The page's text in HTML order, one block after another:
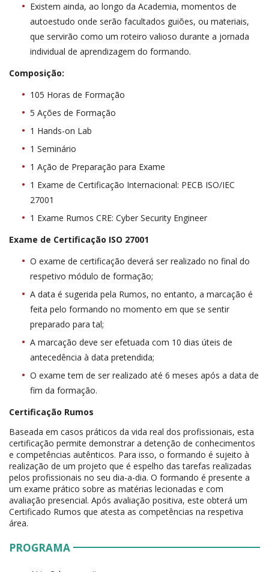
Existem ainda, ao longo da Academia, momentos de
autoestudo onde serão facultados guiões, ou materiais,
que servirão como um roteiro valioso durante a jornada
individual de aprendizagem do formando.
Composição:
105 Horas de Formação
5 Ações de Formação
1 Hands-on Lab
1 Seminário
1 Ação de Preparação para Exame
1 Exame de Certificação Internacional: PECB ISO/IEC
27001
1 Exame Rumos CRE: Cyber Security Engineer
Exame de Certificação ISO 27001
O exame de certificação deverá ser realizado no final do
respetivo módulo de formação;
A data é sugerida pela Rumos, no entanto, a marcação é
feita pelo formando no momento em que se sentir
preparado para tal;
A marcação deve ser efetuada com 10 dias úteis de
antecedência à data pretendida;
O exame tem de ser realizado até 6 meses após a data de
fim da formação.
Certificação Rumos
Baseada em casos práticos da vida real dos profissionais, esta
certificação permite demonstrar a detenção de conhecimentos
e competências autênticos. Para isso, o formando é sujeito à
realização de um projeto que é espelho das tarefas realizadas
pelos profissionais no seu dia-a-dia. O formando é presente a
um exame prático sobre as matérias lecionadas e com
avaliação presencial. Após avaliação positiva, este obterá um
Certificado Rumos que atesta as competências na respetiva
área.
PROGRAMA